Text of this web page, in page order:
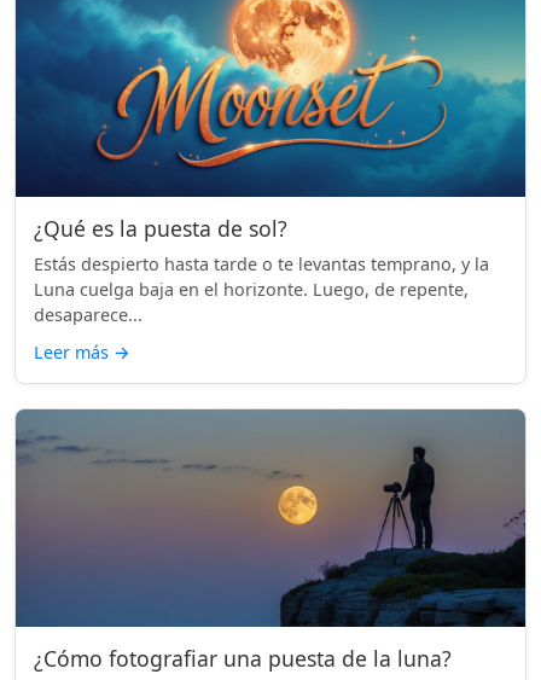
¿Qué es la puesta de sol?
Estás despierto hasta tarde o te levantas temprano, y la
Luna cuelga baja en el horizonte. Luego, de repente,
desaparece...
Leer más →
¿Cómo fotografiar una puesta de la luna?